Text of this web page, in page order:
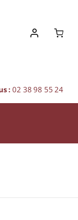
:02 38 98 55 24